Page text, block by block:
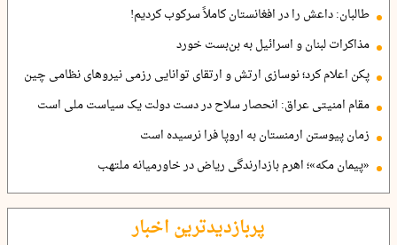
طالبان: داعش را در افغانستان کاملاً سرکوب کردیم!
مذاکرات لبنان و اسرائیل به بن‌بست خورد
پکن اعلام کرد؛ نوسازی ارتش و ارتقای توانایی رزمی نیروهای نظامی چین
مقام امنیتی عراق: انحصار سلاح در دست دولت یک سیاست ملی است
زمان پیوستن ارمنستان به اروپا فرا نرسیده است
«پیمان مکه»؛ اهرم بازدارندگی ریاض در خاورمیانه ملتهب
پربازدیدترین اخبار